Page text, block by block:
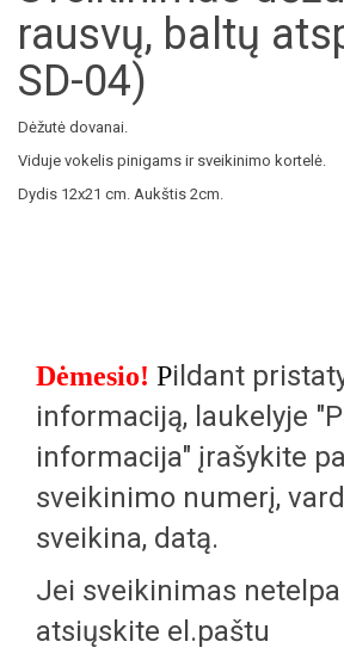
rausvų, baltų
SD-04)
Dėžutė dovanai.
Viduje vokelis pinigams ir sveikinimo kortelė.
Dydis 12x21 cm. Aukštis 2cm.
Dėmesio! Pildant
informaciją, laukelyje
informacija" įrašykite
sveikinimo numerį,
sveikina, datą.
Jei sveikinimas
atsiųskite el.paštu